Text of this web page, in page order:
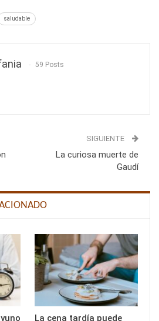
saludable
59 Posts
SIGUIENTE
La curiosa muerte de
Gaudí
La cena tardía puede